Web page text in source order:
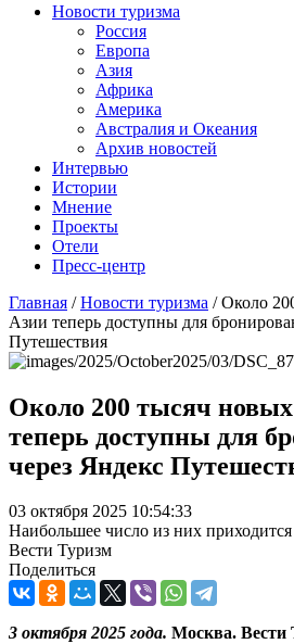
Новости туризма
Россия
Европа
Азия
Африка
Америка
Австралия и Океания
Архив новостей
Интервью
Истории
Мнение
Проекты
Отели
Пресс-центр
Главная /Новости туризма /Около
Азии теперь доступны для
Путешествия
Около 200 тысяч
теперь доступны для
через Яндекс
03 октября 2025 10:54:33
Наибольшее число из них
Вести Туризм
Поделиться
3 октября 2025 года. Москва. Вести